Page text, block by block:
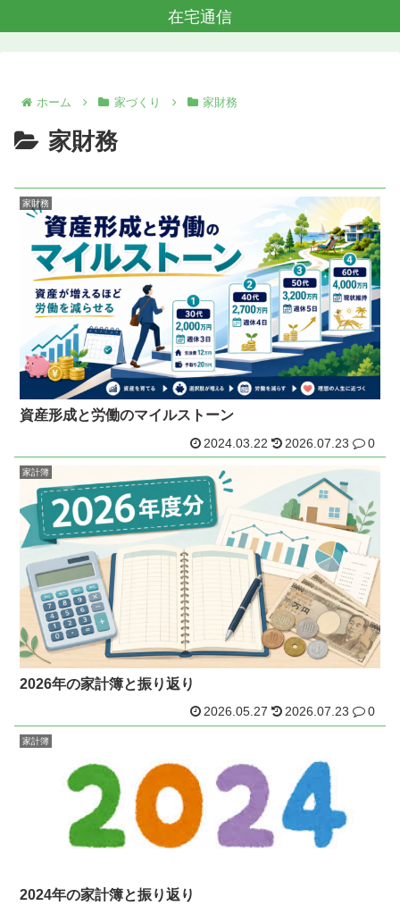
在宅通信
ホーム 家づくり 家財務
家財務
家財務
資産形成と労働のマイルストーン
2024.03.22 2026.07.23 0
家計簿
2026年の家計簿と振り返り
2026.05.27 2026.07.23 0
家計簿
2024年の家計簿と振り返り